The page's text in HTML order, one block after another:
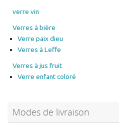
verre vin
Verres à bière
Verre paix dieu
Verres à Leffe
Verres à jus fruit
Verre enfant coloré
Modes de livraison